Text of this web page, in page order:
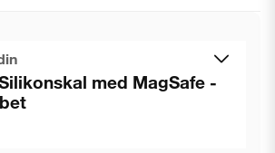
med MagSafe -